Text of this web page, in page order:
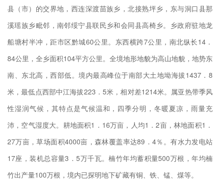
县（市）的交界地，西连深渡苗族乡，北接熟坪乡，东与洞口县那
溪瑶族乡毗邻，南邻绥宁县联民乡和会同县高椅乡。乡政府驻地龙
船塘村半冲，距市区黔城60公里。东西横跨7公里，南北纵长14．
84公里，全乡面积104平方公里。全境地形地貌为高山地貌，地势东
南、东北高，西部低。境内最高峰位于南部大土地坳海拔1437．8
米，最低点西部中江海拔223．5米，相对差1214米。属亚热带季风
性湿润气候，其特点是气候温和，四季分明，冬暖夏凉，雨量充
沛，空气湿度大。耕地面积1．16万亩，人均1．2亩，林地面积1．
27万亩，草场面积4000亩，森林覆盖率达89．4％。有水力发电站
17座，装机总容量3．5万千瓦。楠竹年均蓄积量500万根，年均楠
竹出产量100万根，境内已探明地下矿藏有铜、铁、锰、煤等。